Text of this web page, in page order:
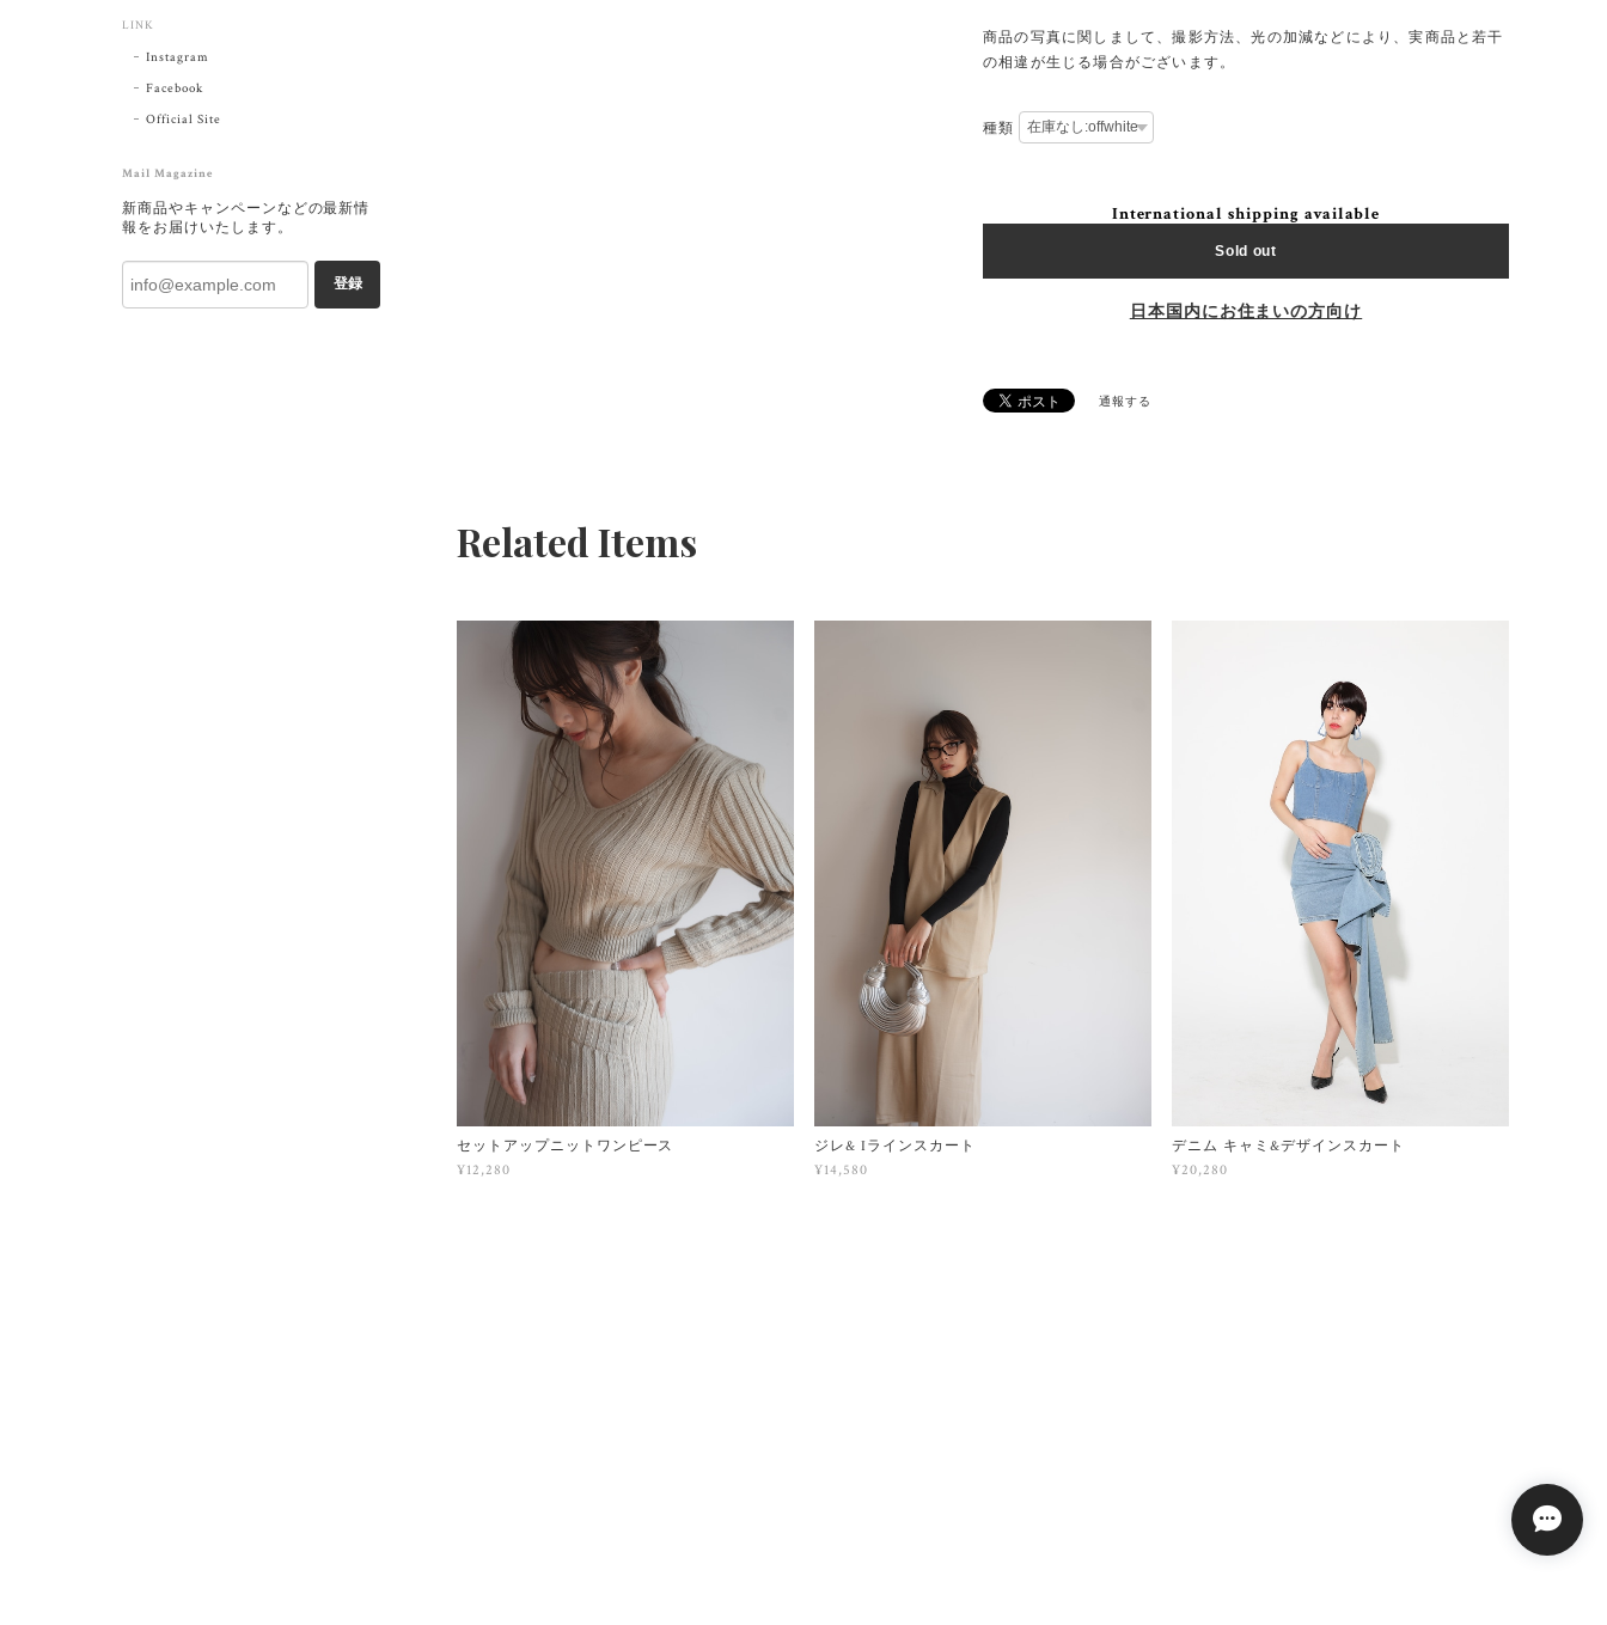
商品の写真に関しまして、撮影方法、光の加減などにより、実商品と若干
の相違が生じる場合がございます。
種類
International shipping available
Sold out
日本国内にお住まいの方向け
通報する
Related Items
セットアップニットワンピース
¥12,280
ジレ& Iラインスカート
¥14,580
デニム キャミ&デザインスカート
¥20,280
LINK
Instagram
Facebook
Official Site
Mail Magazine
新商品やキャンペーンなどの最新情
報をお届けいたします。
登録